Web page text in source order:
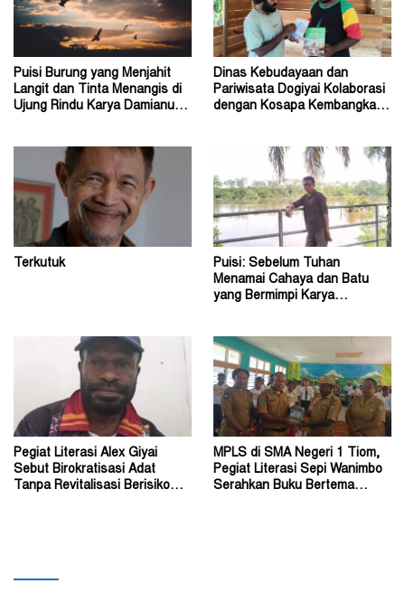
Puisi Burung yang Menjahit
Langit dan Tinta Menangis di
Ujung Rindu Karya Damianus
Dinas Kebudayaan dan
Pariwisata Dogiyai Kolaborasi
dengan Kosapa Kembangkan
Terkutuk
Puisi: Sebelum Tuhan
Menamai Cahaya dan Batu
yang Bermimpi Karya
Pegiat Literasi Alex Giyai
Sebut Birokratisasi Adat
Tanpa Revitalisasi Berisiko
MPLS di SMA Negeri 1 Tiom,
Pegiat Literasi Sepi Wanimbo
Serahkan Buku Bertema